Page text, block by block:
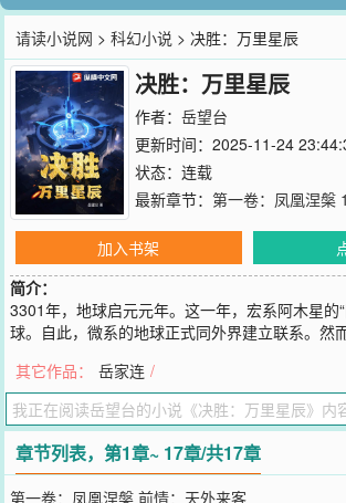
请读小说网 >科幻小说 > 决胜：万里星辰
决胜：万里星辰
作者： 岳望台
更新时间：2025-11-24
状态：连载
最新章节： 第一卷：凤凰涅槃
加入书架
简介：
3301年，地球启元元年。这一年，宏系阿木星的
球。自此，微系的地球正式同外界建立联系。然
您要是觉得《决胜：万里星辰
博微信里的朋友推荐哦！
其它作品： 岳家连 /
章节列表，第1章~ 17章/共17章
第一卷：凤凰涅槃 前情：天外来客